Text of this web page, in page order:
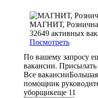
МАГНИТ,
32649 активных
Посмотреть
По вашему запросу
вакансии. Присылать
Все вакансии
помощник
уборщикеще 11